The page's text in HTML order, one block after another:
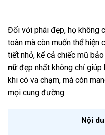
Đối với phái đẹp, họ không
toàn mà còn muốn thể hiện
tiết nhỏ, kể cả chiếc mũ
nữđẹp nhất không chỉ giúp
khi có va chạm, mà còn
mọi cung đường.
Nội